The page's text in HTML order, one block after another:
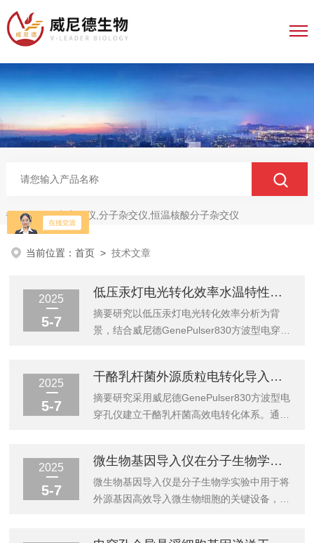
热门关键词：电穿孔仪,分子杂交仪,恒温核酸分子杂交仪
当前位置：首页 >技术文章
2025
5-7
低压汞灯电光转化效率水温特性研究
摘要研究以低压汞灯电光转化效率分析为背
景，结合威尼德GenePulser830方波型电穿孔
实现哺乳动物细胞的高效基因递送，转染效率
提升42%（n=5），同时验证设备在复杂环境
下的稳定性。结果表明，该仪器可通过动态参
撑。引言低压汞灯的电光转化效率研究常需结
合生物分子递送技术，以分析特定波长紫外线
对细胞功能的影响。传统电穿孔...
2025
5-7
干酪乳杆菌外源质粒电转化导入技术研究
摘要研究采用威尼德GenePulser830方波型电
穿孔仪建立干酪乳杆菌高效电转化体系。通过
3.2×10⁶CFU/μgDNA，较传统指数波提升
45%。结合智能阻抗检测与预编程参数库，显
著提高实验重复性，为乳酸菌基因工程提供标
2025
5-7
微生物基因导入仪在分子生物学实验中的应用
微生物基因导入仪是分子生物学实验中用于将
外源基因高效导入微生物细胞的关键设备，在